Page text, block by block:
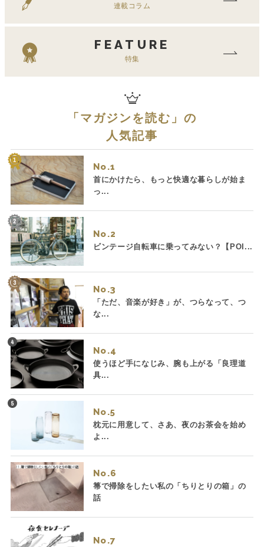
連載コラム
FEATURE
特集
「 マガジンを読む 」の
人気記事
No.
首にかけたら、もっと快適な暮らしが始ま
っ...
No.
ビンテージ自転車に乗ってみない？【POI...
No.
「ただ、音楽が好き」が、つらなって、つ
な...
No.
使うほど手になじみ、腕も上がる「良理道
具...
No.
枕元に用意して、さあ、夜のお茶会を始め
よ...
No.
箒で掃除をしたい私の「ちりとりの箱」の
話
No.